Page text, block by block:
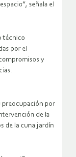
señala el
técnico
por el
y
preocupación por
de la
de la cuna jardín